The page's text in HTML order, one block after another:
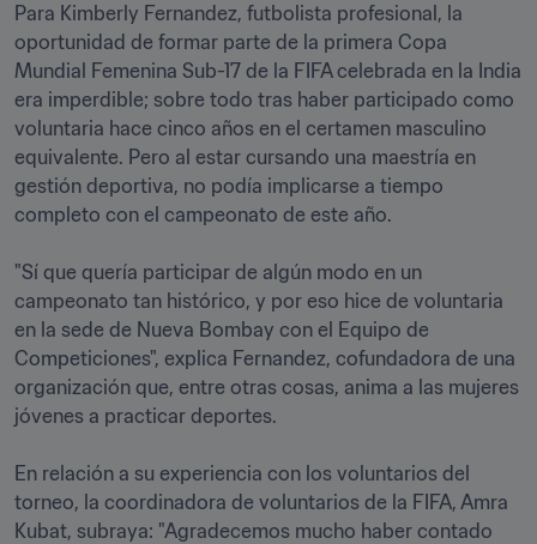
Para Kimberly Fernandez, futbolista profesional, la
oportunidad de formar parte de la primera Copa
Mundial Femenina Sub-17 de la FIFA celebrada en la India
era imperdible; sobre todo tras haber participado como
voluntaria hace cinco años en el certamen masculino
equivalente. Pero al estar cursando una maestría en
gestión deportiva, no podía implicarse a tiempo
completo con el campeonato de este año.
"Sí que quería participar de algún modo en un
campeonato tan histórico, y por eso hice de voluntaria
en la sede de Nueva Bombay con el Equipo de
Competiciones", explica Fernandez, cofundadora de una
organización que, entre otras cosas, anima a las mujeres
jóvenes a practicar deportes.
En relación a su experiencia con los voluntarios del
torneo, la coordinadora de voluntarios de la FIFA, Amra
Kubat, subraya: "Agradecemos mucho haber contado